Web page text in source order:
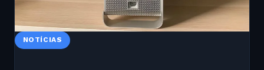
NOTÍCIAS